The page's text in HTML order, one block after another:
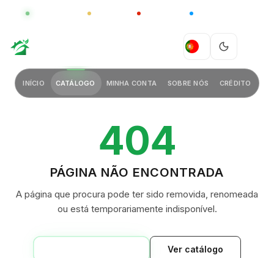
CHINA
PT
INÍCIO CATÁLOGO MINHA CONTA SOBRE NÓS CRÉDITO
404
PÁGINA NÃO ENCONTRADA
A página que procura pode ter sido removida, renomeada
ou está temporariamente indisponível.
Ver catálogo